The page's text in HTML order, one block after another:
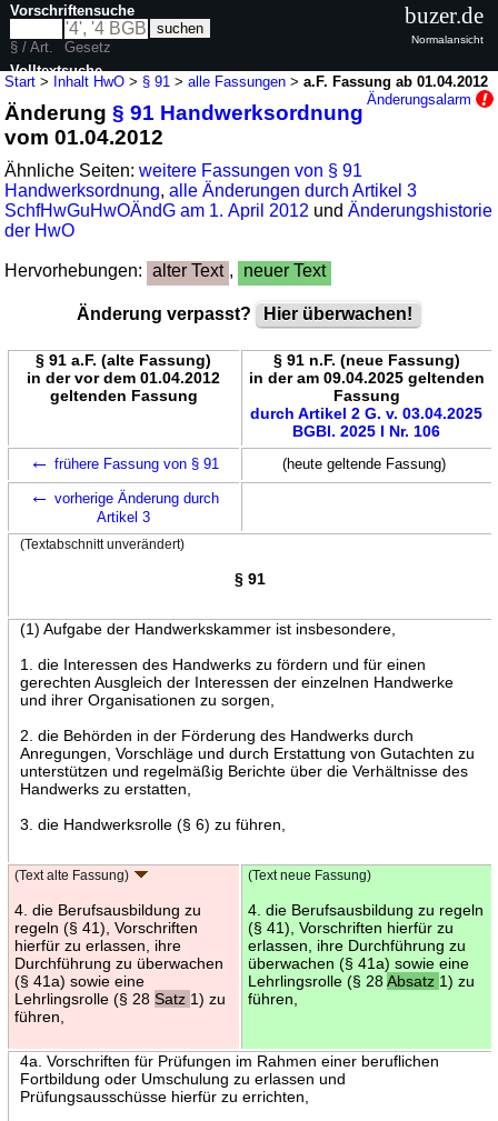
Start > Inhalt HwO > § 91 >alle Fassungen >a.F. Fassung ab 01.04.2012
Änderungsalarm
Änderung§ 91 Handwerksordnung
vom 01.04.2012
Ähnliche Seiten:weitere Fassungen von § 91
Handwerksordnung,alle Änderungen durch Artikel 3
SchfHwGuHwOÄndG am 1. April 2012 undÄnderungshistorie
der HwO
Hervorhebungen: alter Text , neuer Text
Änderung verpasst? Hier überwachen!
§ 91 a.F. (alte Fassung)
in der vor dem 01.04.2012
geltenden Fassung
§ 91 n.F. (neue Fassung)
in der am 09.04.2025 geltenden
Fassung
durch Artikel 2 G. v. 03.04.2025
BGBl. 2025 I Nr. 106
← frühere Fassung von § 91 (heute geltende Fassung)
← vorherige Änderung durch
Artikel 3
(Textabschnitt unverändert)
§ 91
(1) Aufgabe der Handwerkskammer ist insbesondere,
1. die Interessen des Handwerks zu fördern und für einen
gerechten Ausgleich der Interessen der einzelnen Handwerke
und ihrer Organisationen zu sorgen,
2. die Behörden in der Förderung des Handwerks durch
Anregungen, Vorschläge und durch Erstattung von Gutachten zu
unterstützen und regelmäßig Berichte über die Verhältnisse des
Handwerks zu erstatten,
3. die Handwerksrolle (§ 6) zu führen,
(Text alte Fassung)
4. die Berufsausbildung zu
regeln (§ 41), Vorschriften
hierfür zu erlassen, ihre
Durchführung zu überwachen
(§ 41a) sowie eine
Lehrlingsrolle (§ 28 Satz 1) zu
führen,
(Text neue Fassung)
4. die Berufsausbildung zu regeln
(§ 41), Vorschriften hierfür zu
erlassen, ihre Durchführung zu
überwachen (§ 41a) sowie eine
Lehrlingsrolle (§ 28Absatz 1) zu
führen,
4a. Vorschriften für Prüfungen im Rahmen einer beruflichen
Fortbildung oder Umschulung zu erlassen und
Prüfungsausschüsse hierfür zu errichten,
Vorschriftensuche
§ / Art.
Gesetz
Volltextsuche
nur in HwO
buzer.de
Normalansicht